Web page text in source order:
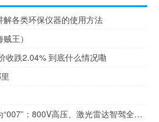
各类环保仪器的使用方法
王）
收跌2.04% 到底什么情况嘞
极氪首款纯电轿车命名为“007”：800V高压、激光雷达智驾全上车